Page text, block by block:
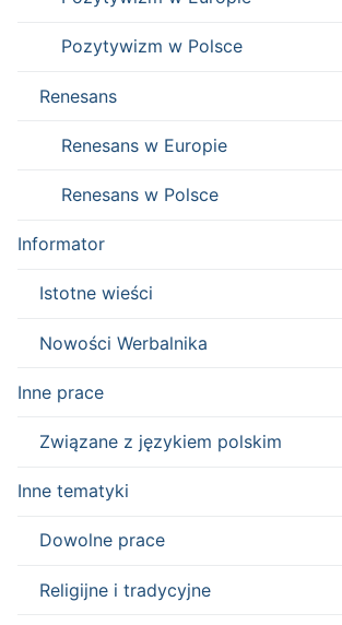
Pozytywizm w Polsce
Renesans
Renesans w Europie
Renesans w Polsce
Informator
Istotne wieści
Nowości Werbalnika
Inne prace
Związane z językiem polskim
Inne tematyki
Dowolne prace
Religijne i tradycyjne